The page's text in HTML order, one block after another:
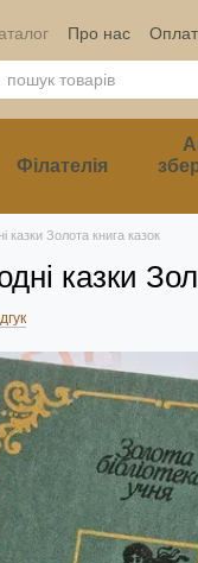
Про нас
Філателія
казки Золота книга казок
казки